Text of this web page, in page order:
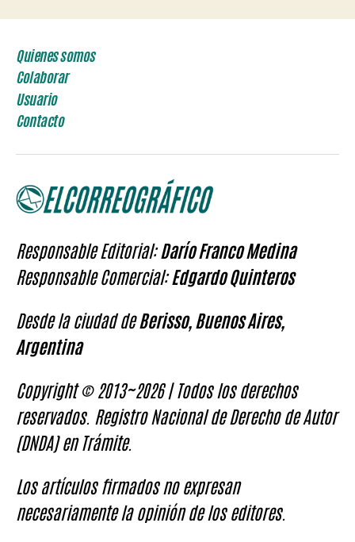
entradas
Quienes somos
Colaborar
Usuario
Contacto
Responsable Editorial:Darío Franco Medina
Responsable Comercial:Edgardo Quinteros
Desde la ciudad deBerisso, Buenos Aires,
Argentina
Copyright © 2013~2026 | Todos los derechos
reservados. Registro Nacional de Derecho de Autor
(DNDA) en Trámite.
Los artículos firmados no expresan
necesariamente la opinión de los editores.